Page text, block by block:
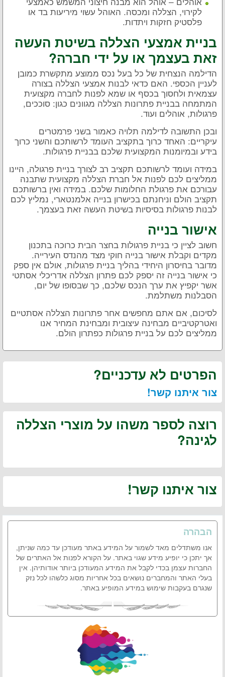
לקירוי, הצללה ומכסה. האוהל עשוי מיריעות בד או
פלסטיק חזקות ויתדות.
בניית אמצעי הצללה בשיטת העשה
זאת בעצמך או על ידי חברה?
הדילמה הנצחית של כל בעל נכס ממוצע מתקשרת כמובן
לעניין הכספי. האם כדאי לבנות אמצעי הצללה בצורה
עצמאית ולחסוך בכסף או שמא לפנות לחברה מקצועית
המתמחה בבניית פתרונות הצללה מגוונים כגון: סוככים,
פרגולות, אוהלים ועוד.
ובכן התשובה לדילמה תלויה כאמור בשני פרמטרים
עיקריים: האחד כרוך בתקציב העומד לרשותכם והשני כרוך
בידע ובמיומנות המקצועית שלכם בבניית פרגולות.
במידה ועומד לרשותכם תקציב רב לצורך בניית פרגולה, היינו
ממליצים לכם לפנות אל חברת הצללה מקצועית שתבנה
עבורכם את פרגולת החלומות שלכם. במידה ואין ברשותכם
תקציב הולם וניחנתם בכישרון בנייה אלמנטארי, נמליץ לכם
לבנות פרגולות בסיסיות בשיטת העשה זאת בעצמך.
אישור בנייה
חשוב לציין כי בניית פרגולות בחצר הבית כרוכה בתכנון
מקדים וקבלת אישור בנייה חוקי מצד מהנדס העירייה.
מדובר בחיסרון היחידי בהליך בניית פרגולות, אולם אין ספק
כי אישור בנייה זה יספק לכם פתרון הצללה אדריכלי אסתטי
אשר יקפיץ את ערך הנכס שלכם, כך שבסופו של יום,
הסבלנות משתלמת.
לסיכום, אם אתם מחפשים אחר פתרונות הצללה אסתטיים
ואטרקטיביים מבחינה עיצובית ומבחינת המחיר אנו
ממליצים לכם על בניית פרגולות כפתרון הולם.
הפרטים לא עדכניים?
צור איתנו קשר!
רוצה לספר משהו על מוצרי הצללה
לגינה?
צור איתנו קשר!
הבהרה
אנו משתדלים מאד לשמור על המידע באתר מעודכן עד כמה שניתן,
אך יתכן כי יופיע מידע שגוי באתר. על הקורא לפנות אל האתרים של
החברות עצמן בכדי לקבל את המידע המעודכן ביותר אודותיהן. אין
בעלי האתר והמחברים נושאים בכל אחריות מסוג כלשהו לכל נזק
שנגרם בעקבות שימוש במידע המופיע באתר.